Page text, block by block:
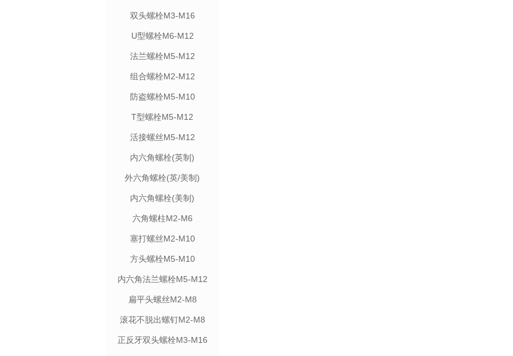
双头螺栓M3-M16
U型螺栓M6-M12
法兰螺栓M5-M12
组合螺栓M2-M12
防盗螺栓M5-M10
T型螺栓M5-M12
活接螺丝M5-M12
内六角螺栓(英制)
外六角螺栓(英/美制)
内六角螺栓(美制)
六角螺柱M2-M6
塞打螺丝M2-M10
方头螺栓M5-M10
内六角法兰螺栓M5-M12
扁平头螺丝M2-M8
滚花不脱出螺钉M2-M8
正反牙双头螺栓M3-M16